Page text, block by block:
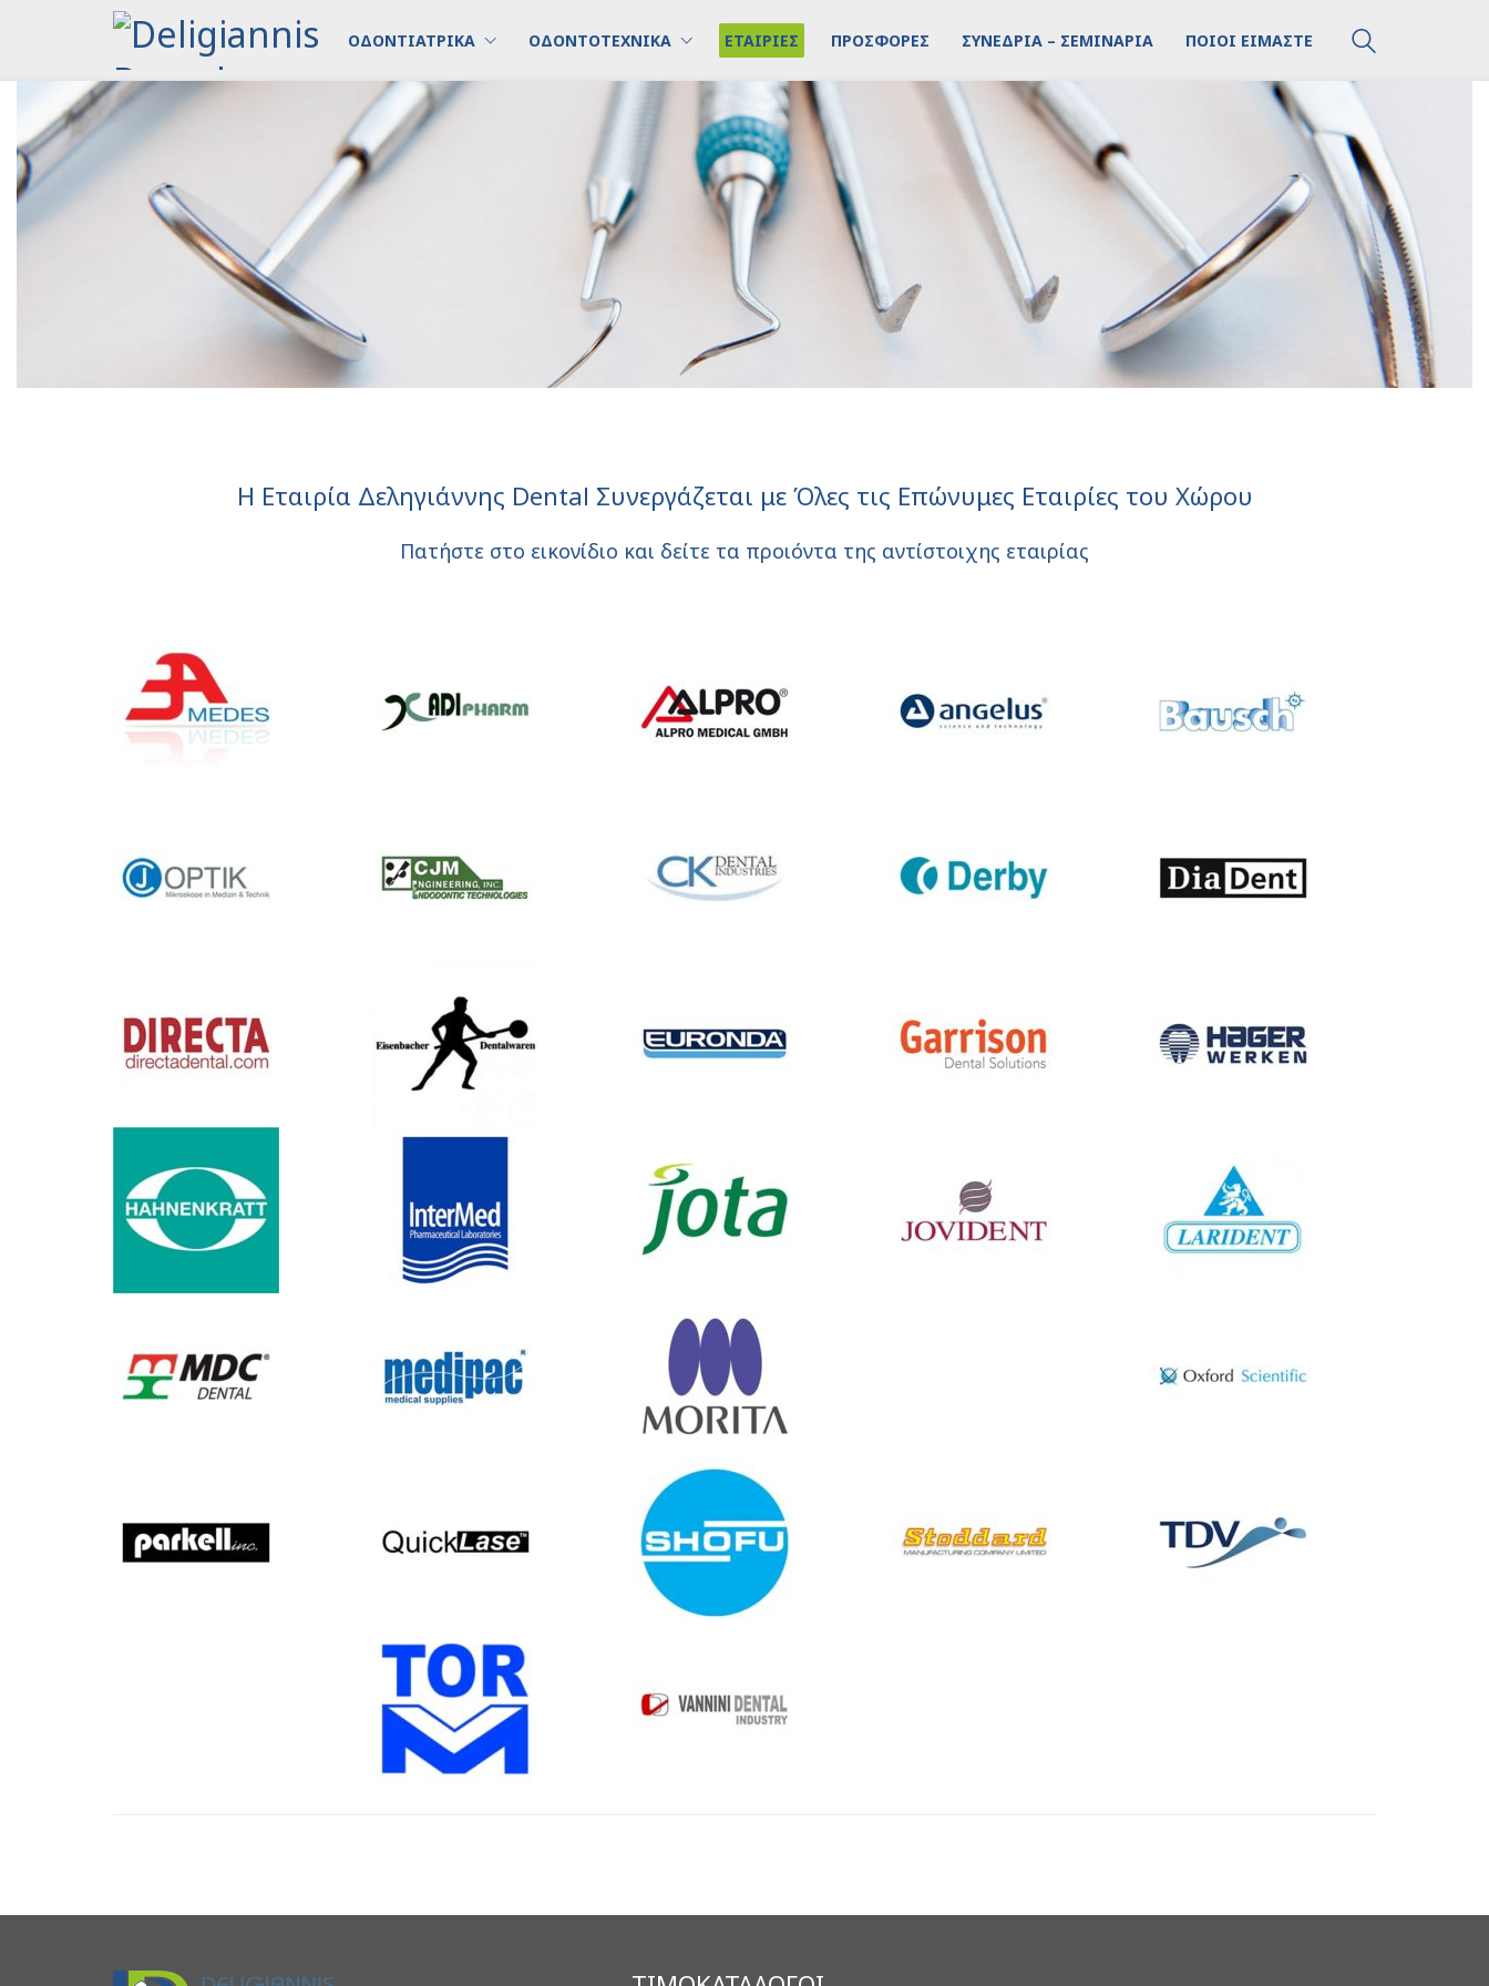
ΟΔΟΝΤΙΑΤΡΙΚΑ ΟΔΟΝΤΟΤΕΧΝΙΚΑ ΕΤΑΙΡΙΕΣ ΠΡΟΣΦΟΡΕΣ ΣΥΝΕΔΡΙΑ – ΣΕΜΙΝΑΡΙΑ ΠΟΙΟΙ ΕΙΜΑΣΤΕ
H Εταιρία Δεληγιάννης Dental Συνεργάζεται με Όλες τις Επώνυμες Εταιρίες του Χώρου
Πατήστε στο εικονίδιο και δείτε τα προιόντα της αντίστοιχης εταιρίας